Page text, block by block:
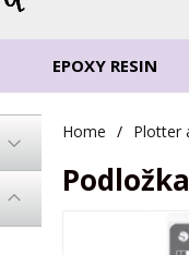
EPOXY RESIN
Home / Plotter